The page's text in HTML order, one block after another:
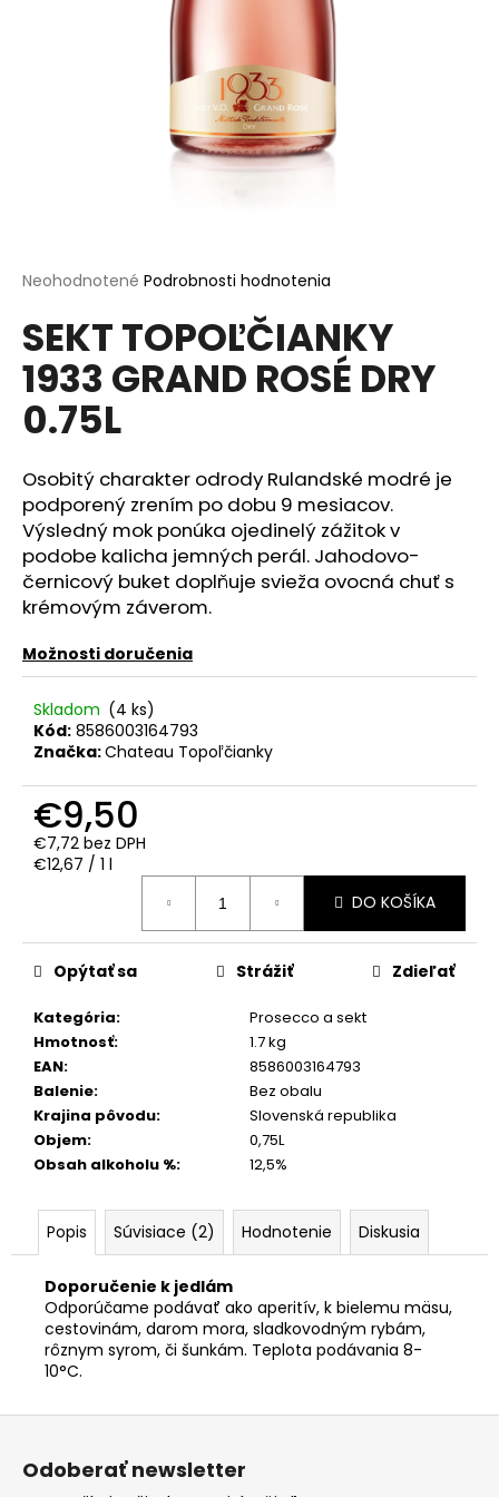
Priemerné
produktu
je
0,0
5
hviezdičiek.
Neohodnotené Podrobnosti hodnotenia
SEKT TOPOĽČIANKY
1933 GRAND ROSÉ DRY
0.75L
Osobitý charakter odrody Rulandské modré je
podporený zrením po dobu 9 mesiacov.
Výsledný mok ponúka ojedinelý zážitok v
podobe kalicha jemných perál. Jahodovo-
černicový buket doplňuje svieža ovocná chuť s
krémovým záverom.
Možnosti doručenia
Skladom (4 ks)
Kód: 8586003164793
Značka:Chateau Topoľčianky
€9,50
€7,72 bez DPH
Jednotková
€12,67 / 1 l
DO KOŠÍKA
Kategória:
Prosecco a sekt
Hmotnosť:
1.7 kg
EAN:
8586003164793
Balenie:
Bez obalu
Krajina pôvodu:
Slovenská republika
Objem:
0,75L
Obsah alkoholu %: 12,5%
Opýtať sa Strážiť Zdieľať
Popis Súvisiace (2) Hodnotenie Diskusia
Doporučenie k jedlám
Odporúčame podávať ako aperitív, k bielemu mäsu,
cestovinám, darom mora, sladkovodným rybám,
rôznym syrom, či šunkám. Teplota podávania 8-
10°C.
O
d
p
o
ú
č
a
m
e
PROSECCO
CASA
COLLER
EXTRA
DRY
0.75L
11.5%
€7,50
Z
Odoberať newsletter